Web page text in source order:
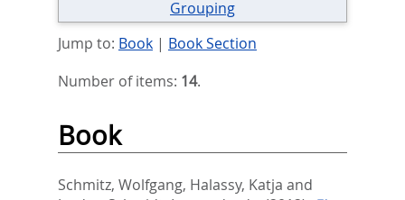
Grouping
Jump to: Book| Book Section
Number of items: 14.
Book
Schmitz, Wolfgang, Halassy, Katja and